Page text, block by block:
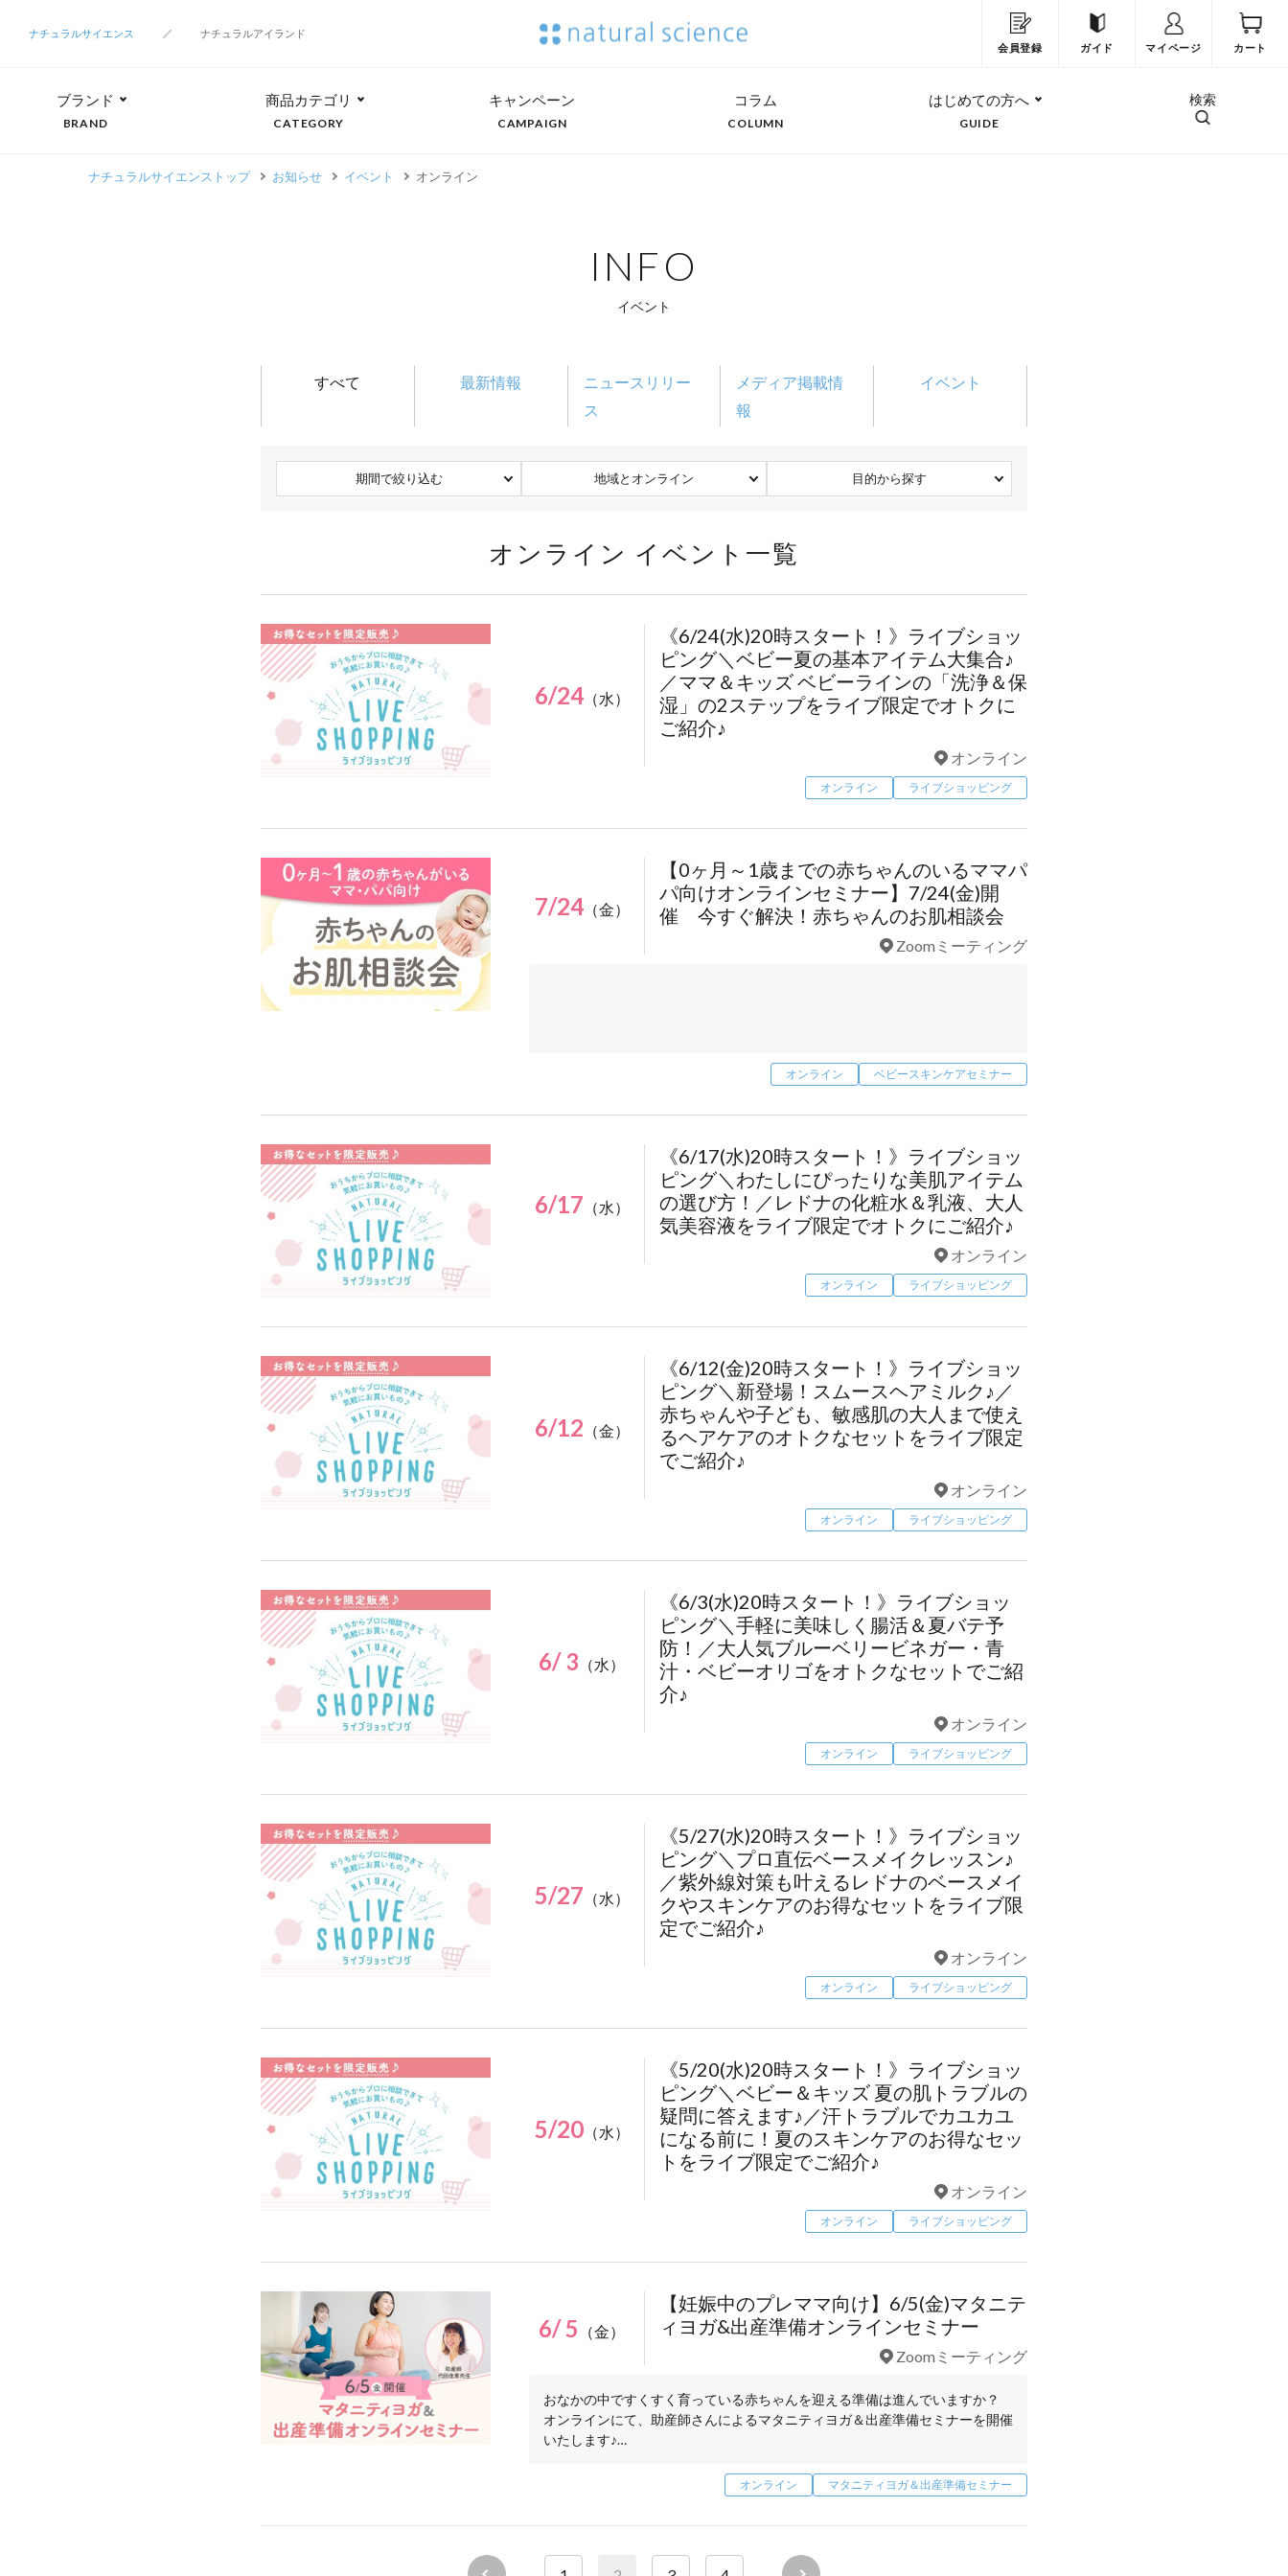
ナチュラルサイエンス
ナチュラルアイランド
会員登録
ガイド マイページ カート
ブランド
BRAND
商品カテゴリ
CATEGORY
キャンペーン
CAMPAIGN
コラム
COLUMN
はじめての方へ
GUIDE
検索
ナチュラルサイエンストップ お知らせ イベント オンライン
INFO
イベント
すべて 最新情報
ニュースリリー
ス
メディア掲載情
報
イベント
期間で絞り込む 地域とオンライン 目的から探す
オンライン イベント一覧
6/24（水）
《6/24(水)20時スタート！》ライブショッ
ピング＼ベビー夏の基本アイテム大集合♪
／ママ＆キッズ ベビーラインの「洗浄＆保
湿」の2ステップをライブ限定でオトクに
ご紹介♪
オンライン
オンライン ライブショッピング
7/24（金）
【0ヶ月～1歳までの赤ちゃんのいるママパ
パ向けオンラインセミナー】7/24(金)開
催 今すぐ解決！赤ちゃんのお肌相談会
Zoomミーティング
right: calc(50% - 1166px / 2 - 30px);
display: flex;
justify-content: center;
border-radius: 50%;
background-color: #FFAD41;
transition: opacity 0.3s;
.regist-btn a:hover {
opacity: 0.8;
@media screen and (max-width: 1226px) {
}
@media screen and (max-width: 767px) {
bottom: 10vw;
お申し込みはこちら▶
オンライン ベビースキンケアセミナー
6/17 （水）
《6/17(水)20時スタート！》ライブショッ
ピング＼わたしにぴったりな美肌アイテム
の選び方！／レドナの化粧水＆乳液、大人
気美容液をライブ限定でオトクにご紹介♪
オンライン
オンライン ライブショッピング
6/12 （金）
《6/12(金)20時スタート！》ライブショッ
ピング＼新登場！スムースヘアミルク♪／
赤ちゃんや子ども、敏感肌の大人まで使え
るヘアケアのオトクなセットをライブ限定
でご紹介♪
オンライン
オンライン ライブショッピング
6/ 3 （水）
《6/3(水)20時スタート！》ライブショッ
ピング＼手軽に美味しく腸活＆夏バテ予
防！／大人気ブルーベリービネガー・青
汁・ベビーオリゴをオトクなセットでご紹
介♪
オンライン
オンライン ライブショッピング
5/27 （水）
《5/27(水)20時スタート！》ライブショッ
ピング＼プロ直伝ベースメイクレッスン♪
／紫外線対策も叶えるレドナのベースメイ
クやスキンケアのお得なセットをライブ限
定でご紹介♪
オンライン
オンライン ライブショッピング
5/20（水）
《5/20(水)20時スタート！》ライブショッ
ピング＼ベビー＆キッズ 夏の肌トラブルの
疑問に答えます♪／汗トラブルでカユカユ
になる前に！夏のスキンケアのお得なセッ
トをライブ限定でご紹介♪
オンライン
オンライン ライブショッピング
6/ 5 （金）
【妊娠中のプレママ向け】6/5(金)マタニテ
ィヨガ&出産準備オンラインセミナー
Zoomミーティング
おなかの中ですくすく育っている赤ちゃんを迎える準備は進んでいますか？
オンラインにて、助産師さんによるマタニティヨガ＆出産準備セミナーを開催
いたします♪
妊婦さんでも無理なく、ご自宅から参加できるマタニティヨガに加えて、ナチ
ュラルサイエンス スキンケアアドバイザーによる赤ちゃんの沐浴やスキンケ
オンライン マタニティヨガ＆出産準備セミナー